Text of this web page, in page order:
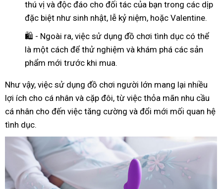
thú vị và độc đáo cho đối tác của bạn trong các dịp
đặc biệt như sinh nhật, lễ kỷ niệm, hoặc Valentine.
🛍️ - Ngoài ra, việc sử dụng đồ chơi tình dục có thể
là một cách để thử nghiệm và khám phá các sản
phẩm mới trước khi mua.
Như vậy, việc sử dụng đồ chơi người lớn mang lại nhiều
lợi ích cho cá nhân và cặp đôi, từ việc thỏa mãn nhu cầu
cá nhân cho đến việc tăng cường và đổi mới mối quan hệ
tình dục.